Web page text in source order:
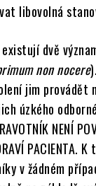
libovolná
dvě
non nocere
jim provádět
úzkého
NENÍ
v žádném